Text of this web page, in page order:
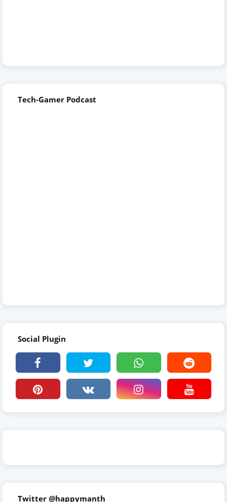
Tech-Gamer Podcast
Social Plugin
Twitter @happymanth